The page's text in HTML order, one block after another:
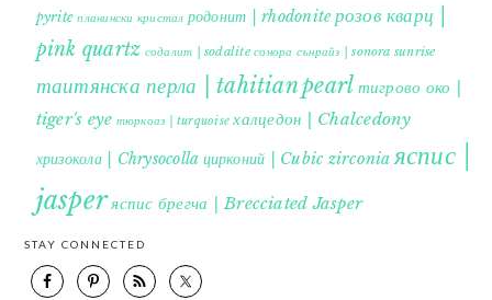
pyrite планински кристал родонит | rhodonite розов кварц |
pink quartz содалит | sodalite сонора сънрайз | sonora sunrise
таитянска перла | tahitian pearl тигрово око |
tiger's eye тюркоаз | turquoise халцедон | Chalcedony
хризокола | Chrysocolla цирконий | Cubic zirconia яспис |
jasperяспис брегча | Brecciated Jasper
STAY CONNECTED